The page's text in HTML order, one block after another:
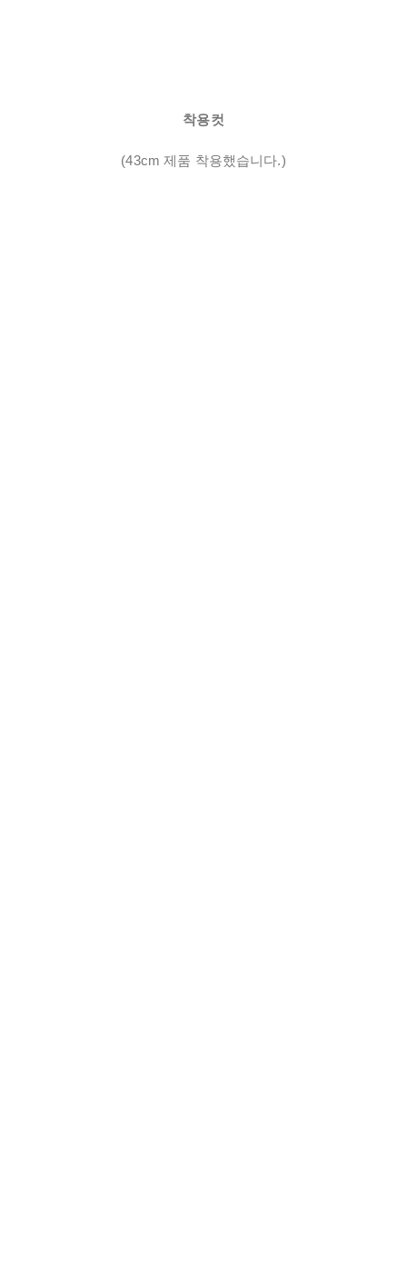
착용컷
(43cm 제품 착용했습니다.)